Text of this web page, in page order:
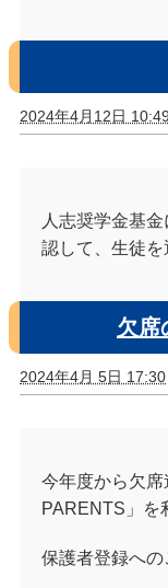
2024年4月12日 10:49
人志奨学金基金
認して、生徒を
欠席
2024年4月 5日 17:30
今年度から欠
PARENTS」を
保護者登録への